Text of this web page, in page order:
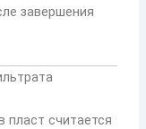
завершения
пласт считается